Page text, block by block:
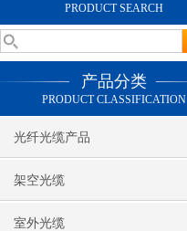
PRODUCT SEARCH
产品分类
PRODUCT CLASSIFICATION
光纤光缆产品
架空光缆
室外光缆